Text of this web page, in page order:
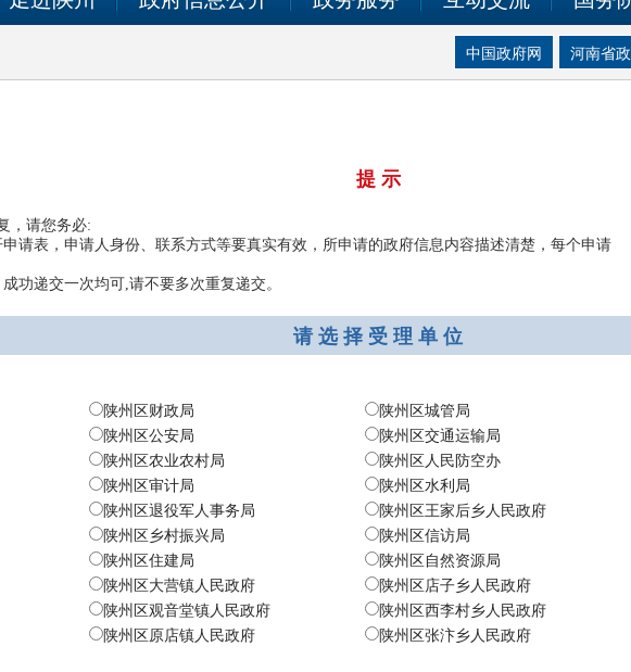
中国政府网 河南省
提 示
，请您务必:
请表，申请人身份、联系方式等要真实有效，所申请的政府信息内容描述清楚，每个申请
功递交一次均可,请不要多次重复递交。
请 选 择 受 理 单 位
陕州区财政局 陕州区城管局
陕州区公安局 陕州区交通运输局
陕州区农业农村局 陕州区人民防空办
陕州区审计局 陕州区水利局
陕州区退役军人事务局 陕州区王家后乡人民政府
陕州区乡村振兴局 陕州区信访局
陕州区住建局 陕州区自然资源局
陕州区大营镇人民政府 陕州区店子乡人民政府
陕州区观音堂镇人民政府 陕州区西李村乡人民政府
陕州区原店镇人民政府 陕州区张汴乡人民政府